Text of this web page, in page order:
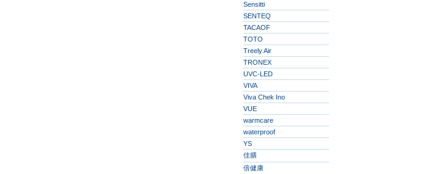
Sensitti
SENTEQ
TACAOF
TOTO
Treely Air
TRONEX
UVC-LED
VIVA
Viva Chek Ino
VUE
warmcare
waterproof
YS
佳膳
倍健康